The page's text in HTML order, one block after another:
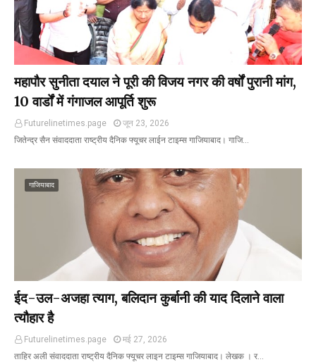
महापौर सुनीता दयाल ने पूरी की विजय नगर की वर्षों पुरानी मांग,
10 वार्डों में गंगाजल आपूर्ति शुरू
Futurelinetimes.page
जून 23, 2026
जितेन्द्र सैन संवाददाता राष्ट्रीय दैनिक फ्यूचर लाईन टाइम्स गाजियाबाद। गाजि…
गाजियाबाद
ईद-उल-अजहा त्याग, बलिदान कुर्बानी की याद दिलाने वाला
त्यौहार है
Futurelinetimes.page
मई 27, 2026
ताहिर अली संवाददाता राष्ट्रीय दैनिक फ्यूचर लाइन टाइम्स गाजियाबाद। लेखक । र…